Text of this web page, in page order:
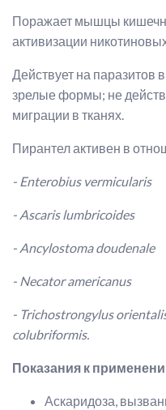
Поражает мышцы
активизации
Действует на паразитов
зрелые формы; не
миграции в тканях.
Пирантел активен в
- Enterobius vermicularis
- Ascaris lumbricoides
- Ancylostoma doudenale
- Necator americanus
- Trichostrongylus
colubriformis.
Показания к
Аскаридоза,